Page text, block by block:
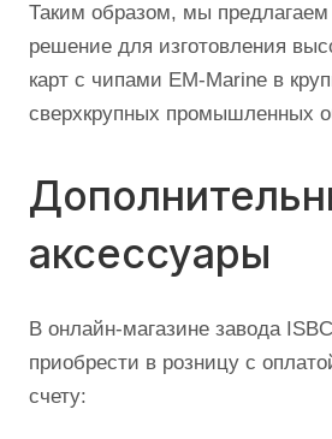
Таким образом, мы предлагаем
решение для изготовления
карт с чипами EM-Marine в
сверхкрупных промышленных
аксессуары
В онлайн-магазине завода
приобрести в розницу с
счету: